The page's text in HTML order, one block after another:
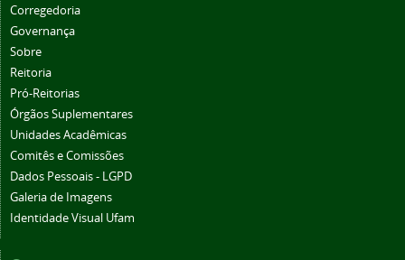
Corregedoria
Governança
Sobre
Reitoria
Pró-Reitorias
Órgãos Suplementares
Unidades Acadêmicas
Comitês e Comissões
Dados Pessoais - LGPD
Galeria de Imagens
Identidade Visual Ufam